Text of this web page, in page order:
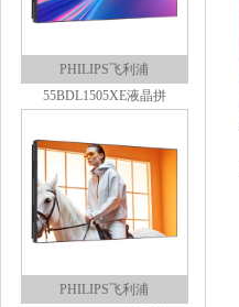
PHILIPS飞利浦
55BDL1505XE液晶拼
PHILIPS飞利浦